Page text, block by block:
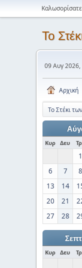
Το
09 Αυγ
Αρχική
Το Στέκι
Κυρ Δευ
1
6
7 8
13
14
20
21
27
28
Κυρ Δευ